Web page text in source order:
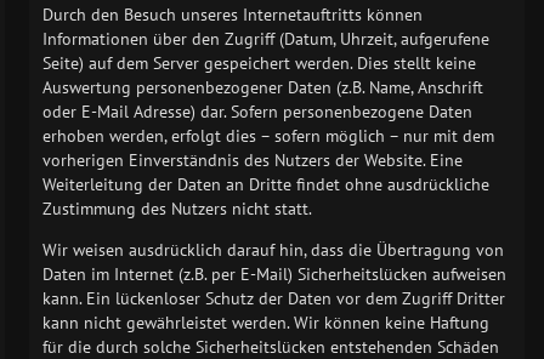
Durch den Besuch unseres Internetauftritts können
Informationen über den Zugriff (Datum, Uhrzeit, aufgerufene
Seite) auf dem Server gespeichert werden. Dies stellt keine
Auswertung personenbezogener Daten (z.B. Name, Anschrift
oder E-Mail Adresse) dar. Sofern personenbezogene Daten
erhoben werden, erfolgt dies – sofern möglich – nur mit dem
vorherigen Einverständnis des Nutzers der Website. Eine
Weiterleitung der Daten an Dritte findet ohne ausdrückliche
Zustimmung des Nutzers nicht statt.
Wir weisen ausdrücklich darauf hin, dass die Übertragung von
Daten im Internet (z.B. per E-Mail) Sicherheitslücken aufweisen
kann. Ein lückenloser Schutz der Daten vor dem Zugriff Dritter
kann nicht gewährleistet werden. Wir können keine Haftung
für die durch solche Sicherheitslücken entstehenden Schäden